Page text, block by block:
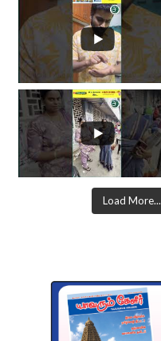
Load More...